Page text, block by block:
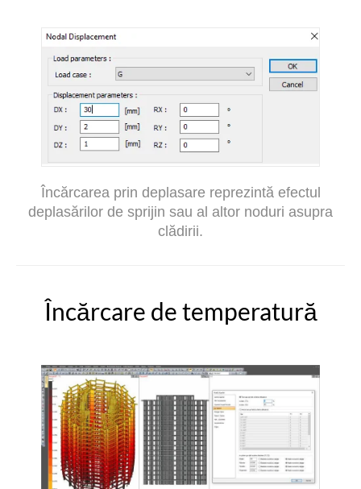
Încărcarea prin deplasare reprezintă efectul
deplasărilor de sprijin sau al altor noduri asupra
clădirii.
Încărcare de temperatură